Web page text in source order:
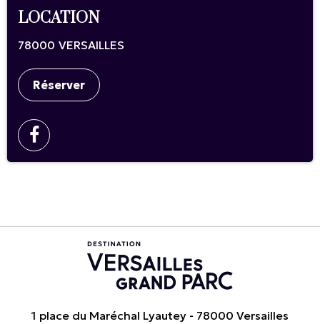
LOCATION
78000 VERSAILLES
Réserver
1 place du Maréchal Lyautey - 78000 Versailles